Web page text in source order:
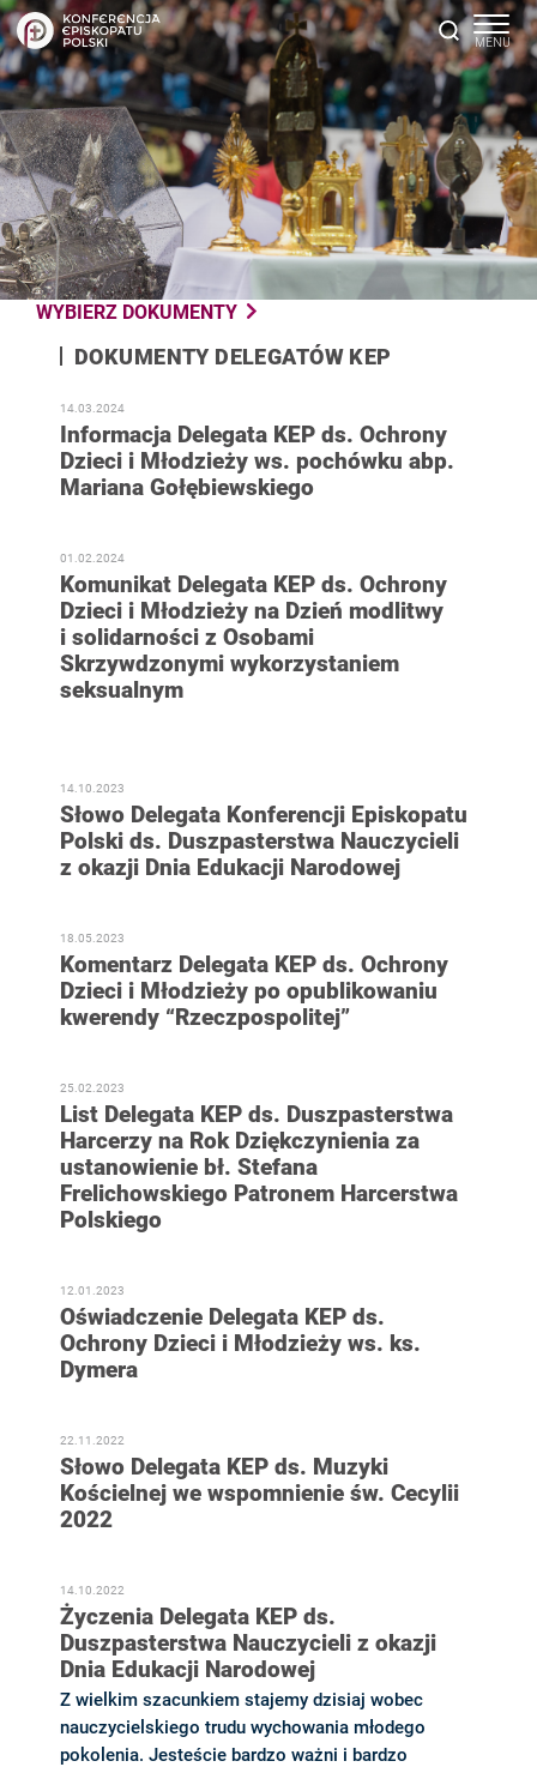
WYBIERZ DOKUMENTY
DOKUMENTY DELEGATÓW KEP
14.03.2024
Informacja Delegata KEP ds. Ochrony
Dzieci i Młodzieży ws. pochówku abp.
Mariana Gołębiewskiego
01.02.2024
Komunikat Delegata KEP ds. Ochrony
Dzieci i Młodzieży na Dzień modlitwy
i solidarności z Osobami
Skrzywdzonymi wykorzystaniem
seksualnym
14.10.2023
Słowo Delegata Konferencji Episkopatu
Polski ds. Duszpasterstwa Nauczycieli
z okazji Dnia Edukacji Narodowej
18.05.2023
Komentarz Delegata KEP ds. Ochrony
Dzieci i Młodzieży po opublikowaniu
kwerendy “Rzeczpospolitej”
25.02.2023
List Delegata KEP ds. Duszpasterstwa
Harcerzy na Rok Dziękczynienia za
ustanowienie bł. Stefana
Frelichowskiego Patronem Harcerstwa
Polskiego
12.01.2023
Oświadczenie Delegata KEP ds.
Ochrony Dzieci i Młodzieży ws. ks.
Dymera
22.11.2022
Słowo Delegata KEP ds. Muzyki
Kościelnej we wspomnienie św. Cecylii
2022
14.10.2022
Życzenia Delegata KEP ds.
Duszpasterstwa Nauczycieli z okazji
Dnia Edukacji Narodowej
Z wielkim szacunkiem stajemy dzisiaj wobec
nauczycielskiego trudu wychowania młodego
pokolenia. Jesteście bardzo ważni i bardzo